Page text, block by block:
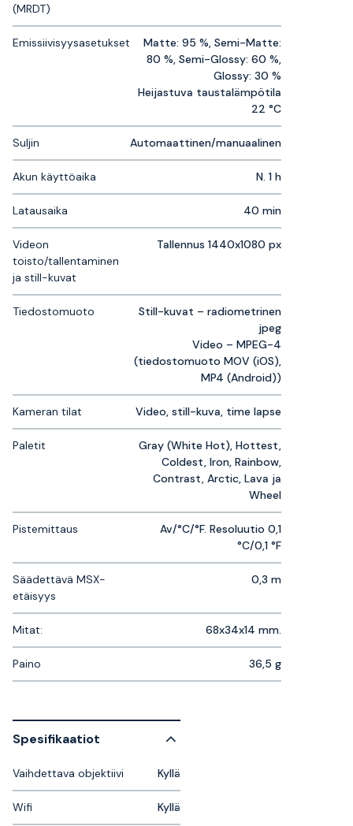
(MRDT)
Emissiivisyysasetukset
Matte: 95 %, Semi-Matte:
80 %, Semi-Glossy: 60 %,
Glossy: 30 %
Heijastuva taustalämpötila
22 °C
Suljin Automaattinen/manuaalinen
Akun käyttöaika N. 1 h
Latausaika 40 min
Videon
toisto/tallentaminen
ja still-kuvat
Tallennus 1440x1080 px
Tiedostomuoto
Still-kuvat – radiometrinen
jpeg
Video – MPEG-4
(tiedostomuoto MOV (iOS),
MP4 (Android))
Kameran tilat Video, still-kuva, time lapse
Paletit
Gray (White Hot), Hottest,
Coldest, Iron, Rainbow,
Contrast, Arctic, Lava ja
Wheel
Pistemittaus
Av/°C/°F. Resoluutio 0,1
°C/0,1 °F
Säädettävä MSX-
etäisyys
0,3 m
Mitat: 68x34x14 mm.
Paino 36,5 g
Spesifikaatiot
Vaihdettava objektiivi Kyllä
Wifi Kyllä